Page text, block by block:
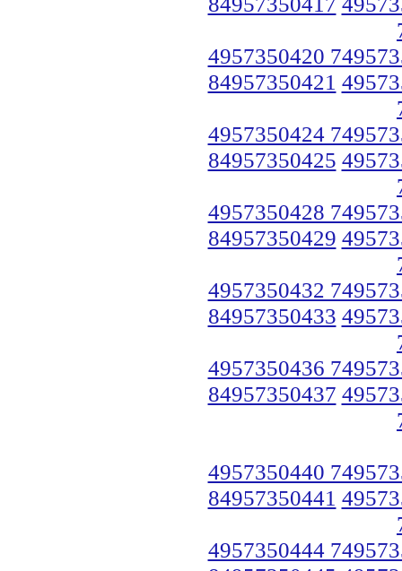
4957350420
84957350421
4957350424
84957350425
4957350428
84957350429
4957350432
84957350433
4957350436
84957350437
4957350440
84957350441
4957350444